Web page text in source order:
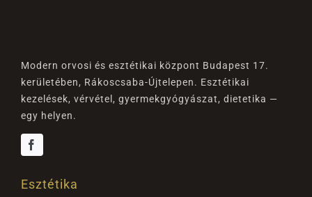
Modern orvosi és esztétikai központ Budapest 17.
kerületében, Rákoscsaba-Újtelepen. Esztétikai
kezelések, vérvétel, gyermekgyógyászat, dietetika —
egy helyen.
Esztétika